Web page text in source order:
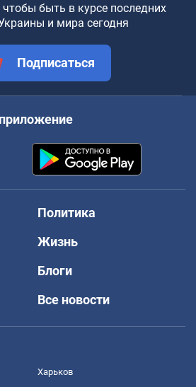
быть в курсе последних
и мира сегодня
Подписаться
Политика
Жизнь
Блоги
Все новости
Харьков